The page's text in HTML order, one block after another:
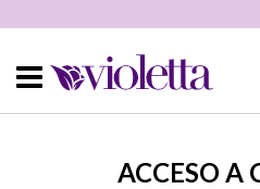
ACCESO A